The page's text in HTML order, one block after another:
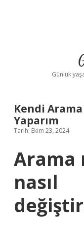
Günlük
Kendi
Yaparım
Tarih: Ekim 23, 2024
Arama
nasıl